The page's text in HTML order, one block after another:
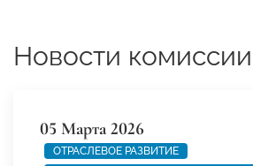
Новости комиссии
05 Марта 2026
ОТРАСЛЕВОЕ РАЗВИТИЕ